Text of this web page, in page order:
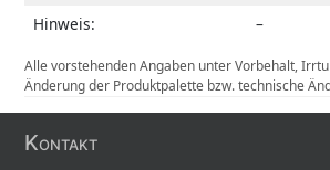
Hinweis:
–
Alle vorstehenden Angaben unter Vorbehalt,
Änderung der Produktpalette bzw. technische
Kontakt